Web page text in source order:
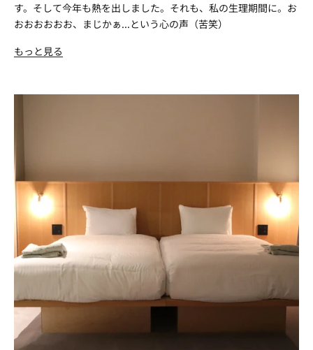
す。そして今年も熱を出しました。それも、私の生理期間に。お
おおおおおお、まじかぁ...という心の声（苦笑）
もっと見る